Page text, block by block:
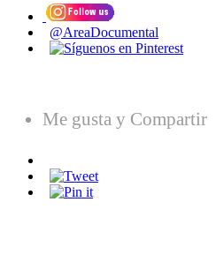
@AreaDocumental
Me gusta y Compartir